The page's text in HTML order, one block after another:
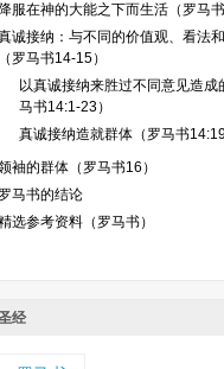
降服在神的大能之下而生活（罗马书
诚接纳：与不同的价值观、看法
（罗马书14-15）
以真诚接纳来胜过不同意见造成
马书14:1-23）
真诚接纳造就群体（罗马书
袖的群体（罗马书16）
罗马书的结论
选参考资料（罗马书）
经